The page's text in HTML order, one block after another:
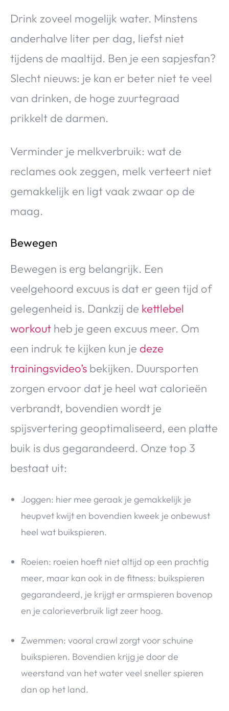
Drink zoveel mogelijk water. Minstens
anderhalve liter per dag, liefst niet
tijdens de maaltijd. Ben je een sapjesfan?
Slecht nieuws: je kan er beter niet te veel
van drinken, de hoge zuurtegraad
prikkelt de darmen.
Verminder je melkverbruik: wat de
reclames ook zeggen, melk verteert niet
gemakkelijk en ligt vaak zwaar op de
maag.
Bewegen
Bewegen is erg belangrijk. Een
veelgehoord excuus is dat er geen tijd of
gelegenheid is. Dankzij de kettlebel
workout heb je geen excuus meer. Om
een indruk te kijken kun je deze
trainingsvideo’s bekijken. Duursporten
zorgen ervoor dat je heel wat calorieën
verbrandt, bovendien wordt je
spijsvertering geoptimaliseerd, een platte
buik is dus gegarandeerd. Onze top 3
bestaat uit:
Joggen: hier mee geraak je gemakkelijk je
heupvet kwijt en bovendien kweek je onbewust
heel wat buikspieren.
Roeien: roeien hoeft niet altijd op een prachtig
meer, maar kan ook in de fitness: buikspieren
gegarandeerd, je krijgt er armspieren bovenop
en je calorieverbruik ligt zeer hoog.
Zwemmen: vooral crawl zorgt voor schuine
buikspieren. Bovendien krijg je door de
weerstand van het water veel sneller spieren
dan op het land.